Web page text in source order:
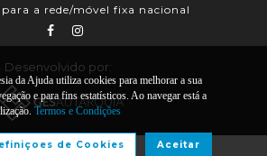
a rede/móvel fixa nacional
Desenvolvido por:
da Ajuda utiliza cookies para melhorar a sua
e para fins estatísticos. Ao navegar está a
Termos e Condições
Aceitar
de Cookies